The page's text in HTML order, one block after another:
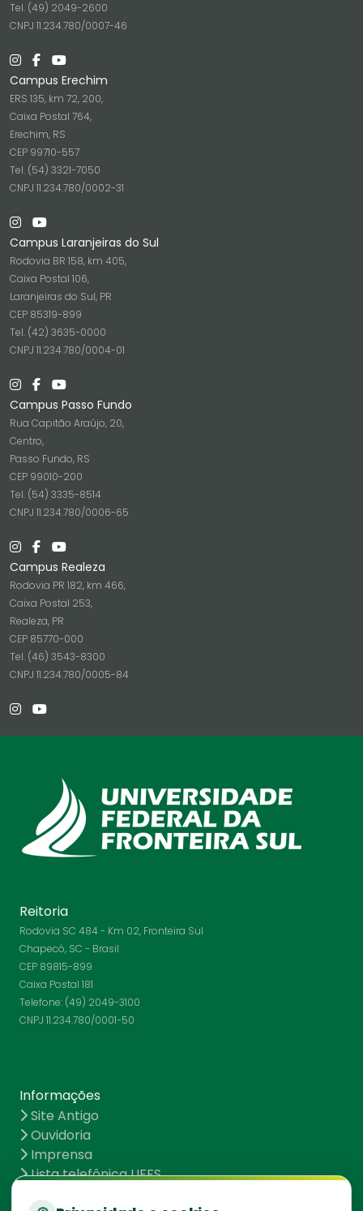
Tel. (49) 2049-2600
CNPJ 11.234.780/0007-46
Campus Erechim
ERS 135, km 72, 200,
Caixa Postal 764,
Erechim, RS
CEP 99710-557
Tel. (54) 3321-7050
CNPJ 11.234.780/0002-31
Campus Laranjeiras do Sul
Rodovia BR 158, km 405,
Caixa Postal 106,
Laranjeiras do Sul, PR
CEP 85319-899
Tel. (42) 3635-0000
CNPJ 11.234.780/0004-01
Campus Passo Fundo
Rua Capitão Araújo, 20,
Centro,
Passo Fundo, RS
CEP 99010-200
Tel. (54) 3335-8514
CNPJ 11.234.780/0006-65
Campus Realeza
Rodovia PR 182, km 466,
Caixa Postal 253,
Realeza, PR
CEP 85770-000
Tel. (46) 3543-8300
CNPJ 11.234.780/0005-84
Reitoria
Rodovia SC 484 - Km 02, Fronteira Sul
Chapecó, SC - Brasil
CEP 89815-899
Caixa Postal 181
Telefone: (49) 2049-3100
CNPJ 11.234.780/0001-50
Informações
Site Antigo
Ouvidoria
Imprensa
Lista telefônica UFFS